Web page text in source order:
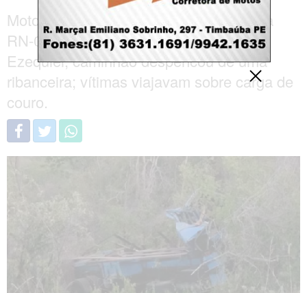
Motorista perdeu o controle em curva na
RN-023, entre Santa Cruz e Coronel
Ezequiel, caminhão despencou de uma
ribanceira; vítimas viajavam sobre carga de
couro.